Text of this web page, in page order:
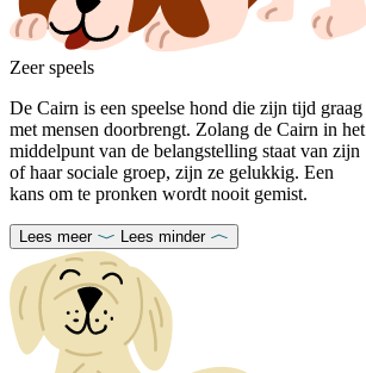
Zeer speels
De Cairn is een speelse hond die zijn tijd graag
met mensen doorbrengt. Zolang de Cairn in het
middelpunt van de belangstelling staat van zijn
of haar sociale groep, zijn ze gelukkig. Een
kans om te pronken wordt nooit gemist.
Lees meer Lees minder